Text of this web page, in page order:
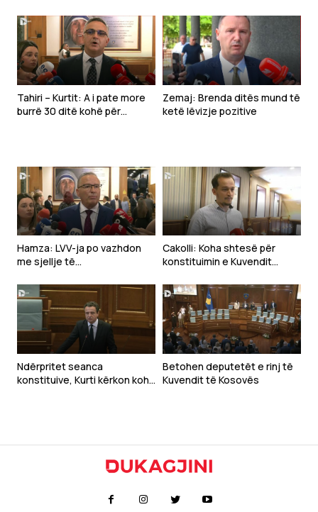
Tahiri – Kurtit: A i pate more
burrë 30 ditë kohë për
Zemaj: Brenda ditës mund të
ketë lëvizje pozitive
Hamza: LVV-ja po vazhdon
me sjellje të
keqpërdor pozitën e
kryesuesit
Cakolli: Koha shtesë për
konstituimin e Kuvendit
mesnatë
Ndërpritet seanca
konstituive, Kurti kërkon kohë
Betohen deputetët e rinj të
Kuvendit të Kosovës